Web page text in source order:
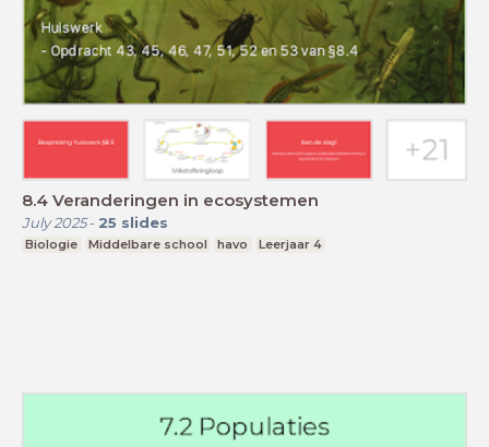
8.4 Veranderingen in ecosystemen
July 2025- 25 slides
Biologie Middelbare school havo Leerjaar 4